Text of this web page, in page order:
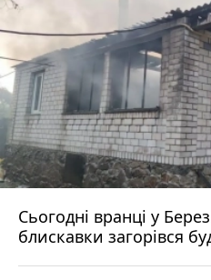
Сьогодні вранці у
блискавки загорівся